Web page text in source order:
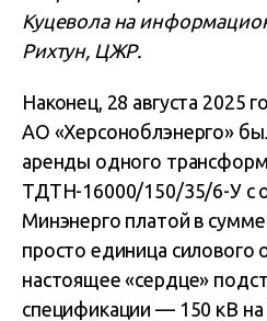
Куцевола на
Рихтун, ЦЖР.
Наконец, 28 августа 2025
АО «Херсоноблэнерго»
аренды одного
ТДТН-16000/150/35/6-У с
Минэнерго платой в сумме
просто единица силового
настоящее «сердце»
спецификации — 150 кВ